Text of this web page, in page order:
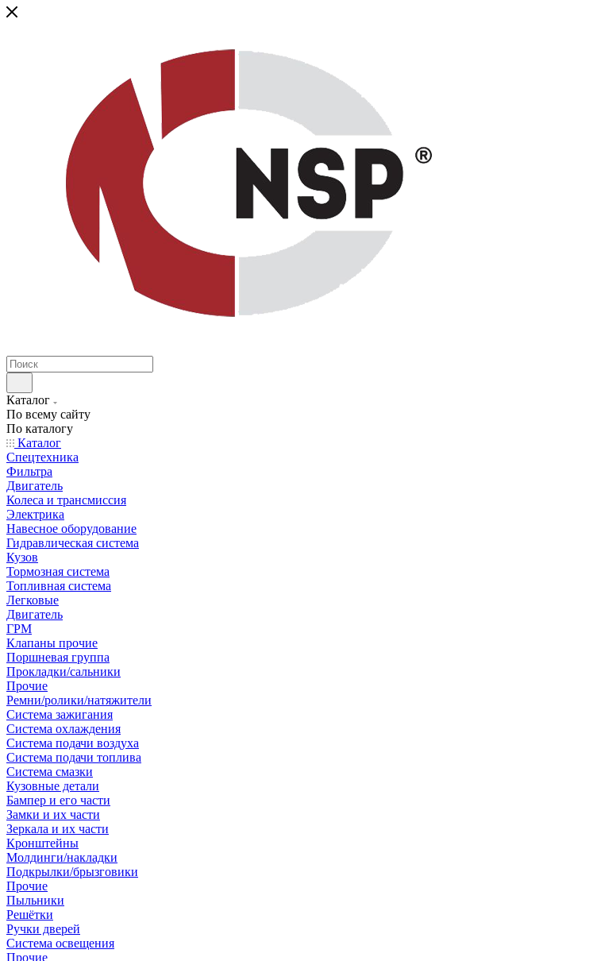
Каталог
По всему сайту
По каталогу
Каталог
Спецтехника
Фильтра
Двигатель
Колеса и трансмиссия
Электрика
Навесное оборудование
Гидравлическая система
Кузов
Тормозная система
Топливная система
Легковые
Двигатель
ГРМ
Клапаны прочие
Поршневая группа
Прокладки/сальники
Прочие
Ремни/ролики/натяжители
Система зажигания
Система охлаждения
Система подачи воздуха
Система подачи топлива
Система смазки
Кузовные детали
Бампер и его части
Замки и их части
Зеркала и их части
Кронштейны
Молдинги/накладки
Подкрылки/брызговики
Прочие
Пыльники
Решётки
Ручки дверей
Система освещения
Прочие